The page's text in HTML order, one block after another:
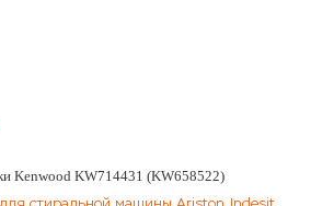
Kenwood KW714431 (KW658522)